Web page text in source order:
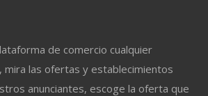
de comercio cualquier
mira las ofertas y establecimientos
anunciantes, escoge la oferta que